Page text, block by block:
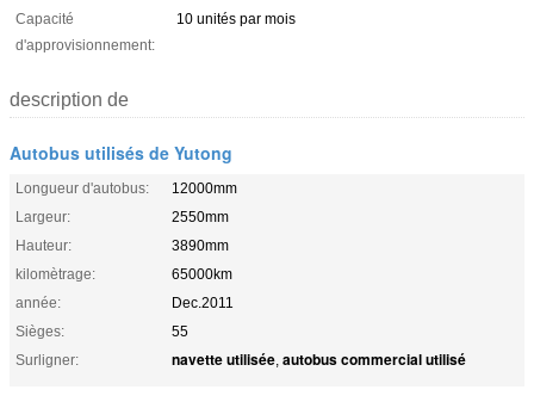
Capacité
d'approvisionnement:
10 unités par mois
description de
Autobus utilisés de Yutong
Longueur d'autobus:
12000mm
Largeur:
2550mm
Hauteur:
3890mm
kilomètrage:
65000km
année:
Dec.2011
Sièges:
55
Surligner:
navette utilisée, autobus commercial utilisé